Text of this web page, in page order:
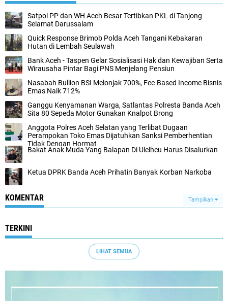
Satpol PP dan WH Aceh Besar Tertibkan PKL di Tanjong
Selamat Darussalam
Quick Response Brimob Polda Aceh Tangani Kebakaran
Hutan di Lembah Seulawah
Bank Aceh - Taspen Gelar Sosialisasi Hak dan Kewajiban Serta
Wirausaha Pintar Bagi PNS Menjelang Pensiun
Nasabah Bullion BSI Melonjak 700%, Fee-Based Income Bisnis
Emas Naik 712%
Ganggu Kenyamanan Warga, Satlantas Polresta Banda Aceh
Sita 80 Sepeda Motor Gunakan Knalpot Brong
Anggota Polres Aceh Selatan yang Terlibat Dugaan
Perampokan Toko Emas Dijatuhkan Sanksi Pemberhentian
Tidak Dengan Hormat
Bakat Anak Muda Yang Balapan Di Ulelheu Harus Disalurkan
Ketua DPRK Banda Aceh Prihatin Banyak Korban Narkoba
KOMENTAR Tampilkan
TERKINI
LIHAT SEMUA